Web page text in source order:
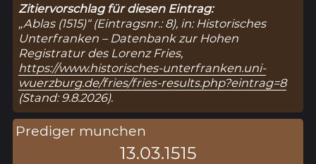
Zitiervorschlag für diesen Eintrag:
„Ablas (1515)“ (Eintragsnr.: 8), in: Historisches
Unterfranken – Datenbank zur Hohen
Registratur des Lorenz Fries,
https://www.historisches-unterfranken.uni-
wuerzburg.de/fries/fries-results.php?eintrag=8
(Stand: 9.8.2026).
Prediger munchen
13.03.1515